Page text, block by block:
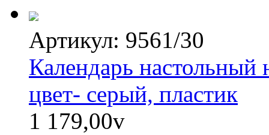
Артикул: 9561/30
Календарь настольный
цвет- серый, пластик
1 179,00v